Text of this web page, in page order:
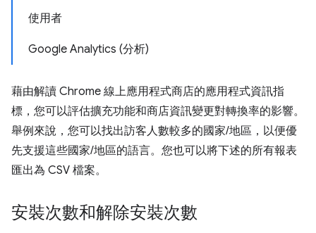
使用者
Google Analytics (分析)
藉由解讀 Chrome 線上應用程式商店的應用程式資訊指
標，您可以評估擴充功能和商店資訊變更對轉換率的影響。
舉例來說，您可以找出訪客人數較多的國家/地區，以便優
先支援這些國家/地區的語言。您也可以將下述的所有報表
匯出為 CSV 檔案。
安裝次數和解除安裝次數